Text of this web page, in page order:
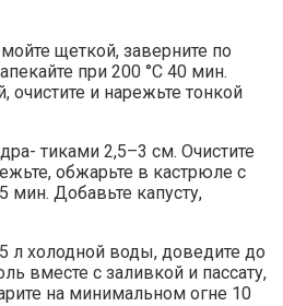
щеткой, заверните по
при 200 °С 40 мин.
очистите и нарежьте тонкой
тиками 2,5–3 см. Очистите
обжарьте в кастрюле с
Добавьте капусту,
л холодной воды, доведите до
вместе с заливкой и пассату,
на минимальном огне 10